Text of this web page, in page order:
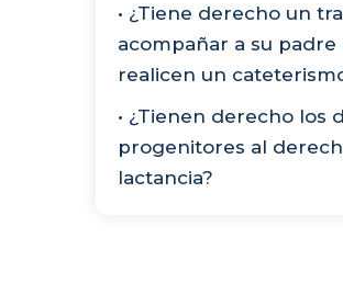
• ¿Tiene derecho un
acompañar a su padre
realicen un
• ¿Tienen derecho los
progenitores al
lactancia?